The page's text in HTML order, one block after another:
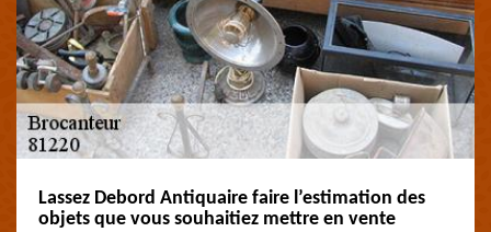
Lassez Debord Antiquaire faire l’estimation des
objets que vous souhaitiez mettre en vente